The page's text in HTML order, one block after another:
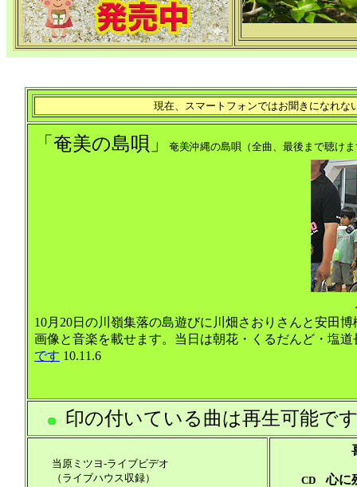
現在、 スマートフォンではお聞きになれな
「奄美の島唄」 奄美沖縄の島唄 （全曲、最後まで聴け
10月20日の川嶺集落の島遊びに川畑さおりさんと安田
画像と音楽を載せます。当日は朝花・くるだんど・塩
です 10.11.6
印の付いている曲は再生可能で
当原ミツヨ-ライブビデオ
（ライブハウス収録）
CD心